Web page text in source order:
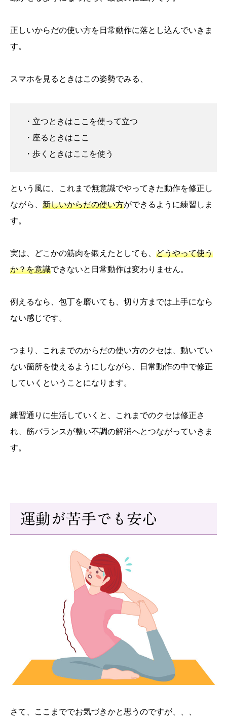
正しいからだの使い方を日常動作に落とし込んでいきま
す。
スマホを見るときはこの姿勢でみる、
・立つときはここを使って立つ
・座るときはここ
・歩くときはここを使う
という風に、これまで無意識でやってきた動作を修正し
ながら、 新しいからだの使い方ができるように練習しま
す。
実は、どこかの筋肉を鍛えたとしても、 どうやって使う
か？を意識できないと日常動作は変わりません。
例えるなら、包丁を磨いても、切り方までは上手になら
ない感じです。
つまり、これまでのからだの使い方のクセは、動いてい
ない箇所を使えるようにしながら、日常動作の中で修正
していくということになります。
練習通りに生活していくと、これまでのクセは修正さ
れ、筋バランスが整い不調の解消へとつながっていきま
す。
運動が苦手でも安心
さて、ここまででお気づきかと思うのですが、、、